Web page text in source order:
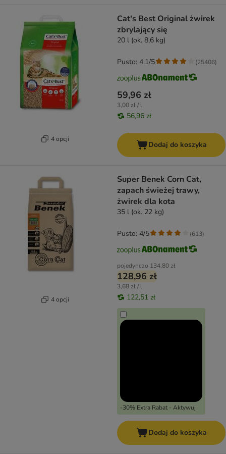
4 opcji
Cat's Best Original żwirek
zbrylający się
20 l (ok. 8,6 kg)
59,96 zł
3,00 zł / l
56,96 zł
Pusto: 4.1/5 (25406)
Dodaj do koszyka
4 opcji
Super Benek Corn Cat,
zapach świeżej trawy,
żwirek dla kota
35 l (ok. 22 kg)
pojedynczo 134,80 zł
128,96 zł
3,68 zł / l
122,51 zł
-30% Extra Rabat - Aktywuj
Pusto: 4/5 (613)
Dodaj do koszyka